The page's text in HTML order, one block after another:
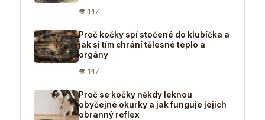
👁 147
Proč kočky spí stočené do klubíčka a
jak si tím chrání tělesné teplo a
orgány
👁 147
Proč se kočky někdy leknou
obyčejné okurky a jak funguje jejich
obranný reflex